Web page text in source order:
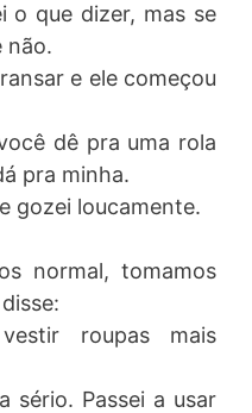
o que dizer, mas se
não.
e ele começou
dê pra uma rola
pra minha.
gozei loucamente.
normal, tomamos
roupas mais
sério. Passei a usar